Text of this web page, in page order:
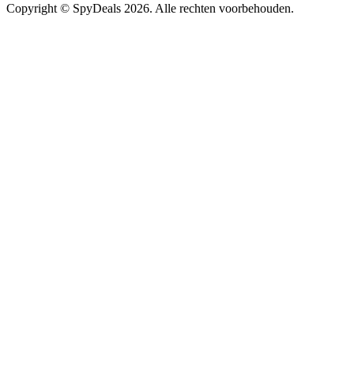
Copyright © SpyDeals 2026. Alle rechten voorbehouden.